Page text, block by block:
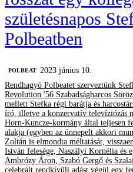
születésnapos
Polbeatben
‎POLBEAT
2023 június 10.
Rendhagyó Polbeatet szerveztünk
Revolution '56 Szabadságharcos
mellett Stefka régi barátja és
író, illetve a konzervatív televíziózás
Horn-Kuncze-kormány által teljesen
alakja (egyben az ünnepelt akkori
Zoltán is elmondta méltatását,
István felesége, Naszályi Kornélia és
Ambrózy Áron, Szabó Gergő és
celebrált rendkívüli adást végül egy